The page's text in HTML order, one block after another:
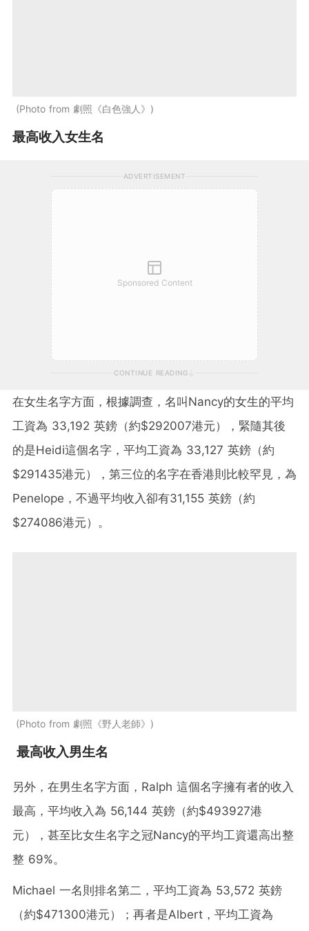
Photo from 劇照《白色強人》
最高收入女生名
ADVERTISEMENT
Sponsored Content
CONTINUE READING
在女生名字方面，根據調查，名叫Nancy的女生的平均
工資為 33,192 英鎊（約$292007港元），緊隨其後
的是Heidi這個名字，平均工資為 33,127 英鎊（約
$291435港元），第三位的名字在香港則比較罕見，為
Penelope，不過平均收入卻有31,155 英鎊（約
$274086港元）。
Photo from 劇照《野人老師》
最高收入男生名
另外，在男生名字方面，Ralph 這個名字擁有者的收入
最高，平均收入為 56,144 英鎊（約$493927港
元），甚至比女生名字之冠Nancy的平均工資還高出整
整 69%。
Michael 一名則排名第二，平均工資為 53,572 英鎊
（約$471300港元）；再者是Albert，平均工資為